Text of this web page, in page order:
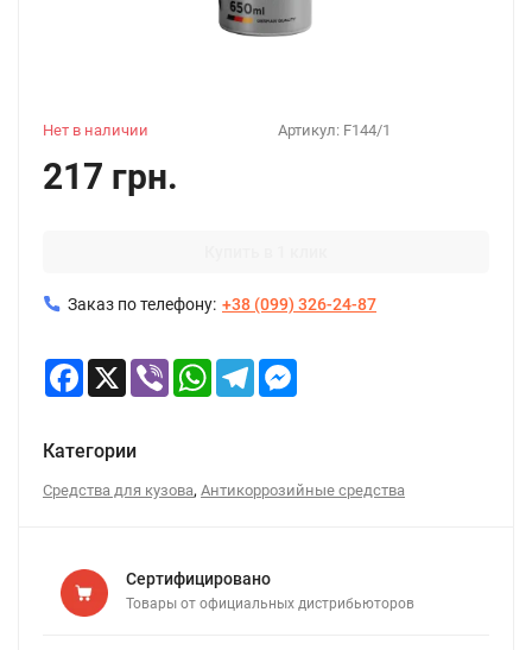
Артикул: F144/1
Нет в наличии
217 грн.
Заказ по телефону: +38 (099) 326-24-87
Facebook
X Viber WhatsApp
Telegram
Категории
Средства для кузова, Антикоррозийные средства
Сертифицировано
Товары от официальных дистрибьюторов